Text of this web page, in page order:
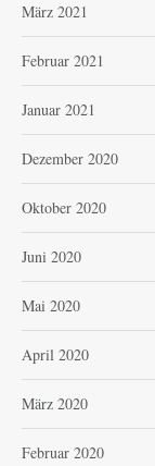
März 2021
Februar 2021
Januar 2021
Dezember 2020
Oktober 2020
Juni 2020
Mai 2020
April 2020
März 2020
Februar 2020